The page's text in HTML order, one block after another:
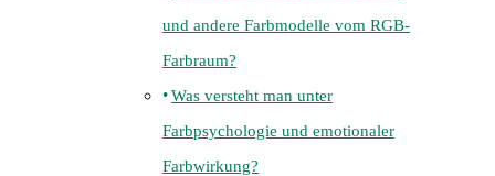
und andere Farbmodelle vom RGB-
Farbraum?
Was versteht man unter
Farbpsychologie und emotionaler
Farbwirkung?